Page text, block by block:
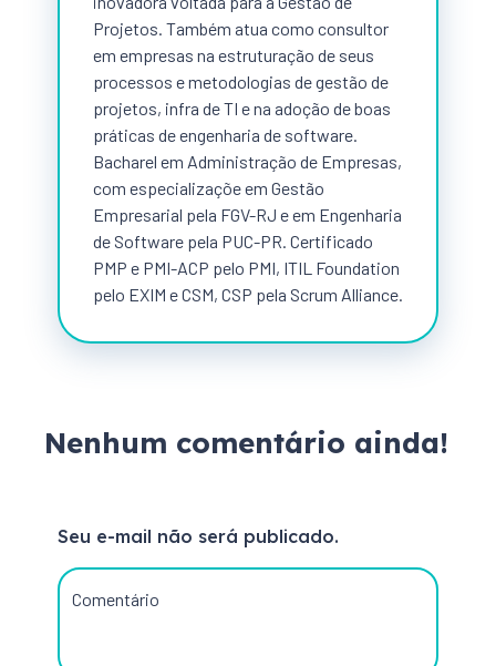
Projetos. Também atua como consultor
em empresas na estruturação de seus
processos e metodologias de gestão de
projetos, infra de TI e na adoção de boas
práticas de engenharia de software.
Bacharel em Administração de Empresas,
com especializaçõe em Gestão
Empresarial pela FGV-RJ e em Engenharia
de Software pela PUC-PR. Certificado
PMP e PMI-ACP pelo PMI, ITIL Foundation
pelo EXIM e CSM, CSP pela Scrum Alliance.
Nenhum comentário ainda!
Seu e-mail não será publicado.
Comentário